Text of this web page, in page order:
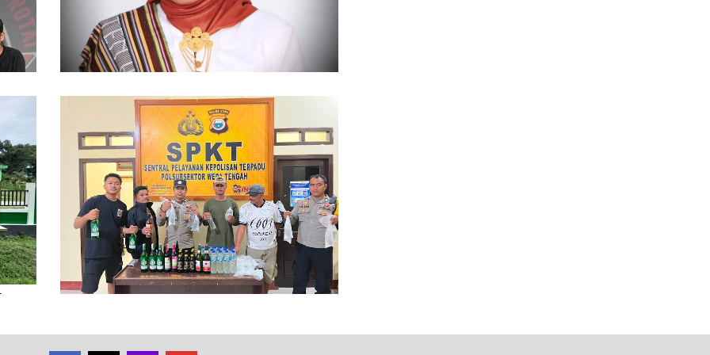
86 Kasus Kekerasan Perempuan dan Anak
Terjadi di Halmahera Tengah
Botol Miras Ilegal di Lelilef Waibulen